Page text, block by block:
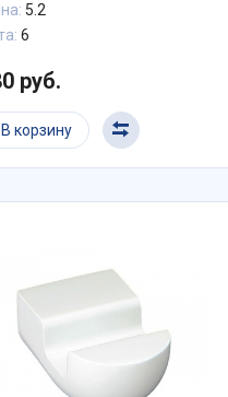
5.2
6
руб.
В корзину